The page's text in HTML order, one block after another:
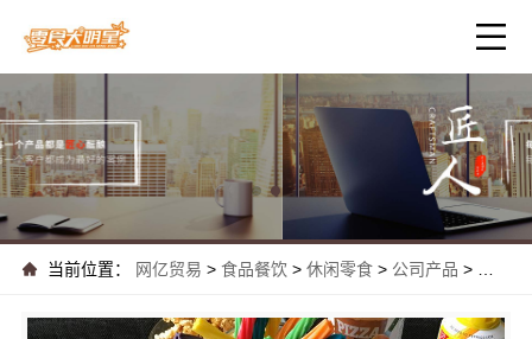
当前位置： 网亿贸易> 食品餐饮 > 休闲零食> 公司产品 >